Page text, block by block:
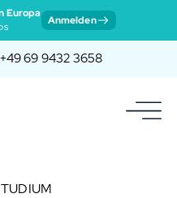
Europa
Anmelden
+49 69 9432 3658